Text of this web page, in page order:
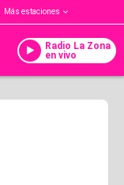
Más estaciones
Radio La Zona
en vivo